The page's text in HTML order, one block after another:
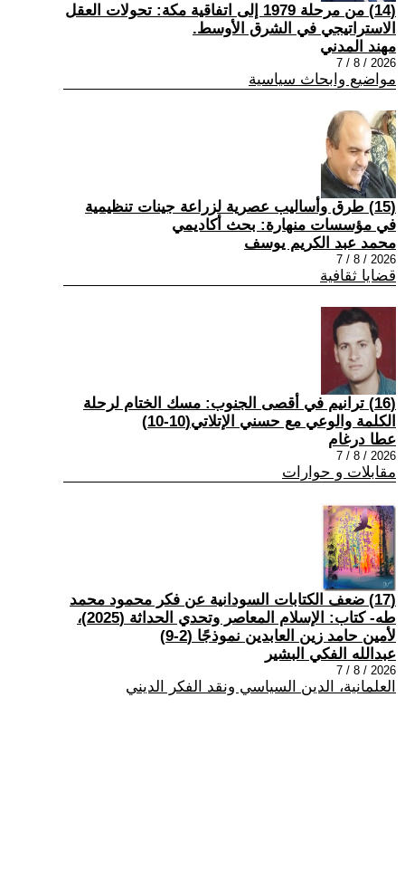
(14) من مرحلة 1979 إلى اتفاقية مكة: تحولات العقل
الاستراتيجي في الشرق الأوسط.
مهند المدني
2026 / 8 / 7
مواضيع وابحاث سياسية
(15) طرق وأساليب عصرية لزراعة جينات تنظيمية
في مؤسسات منهارة: بحث أكاديمي
محمد عبد الكريم يوسف
2026 / 8 / 7
قضايا ثقافية
(16) ترانيم في أقصى الجنوب: مسك الختام لرحلة
الكلمة والوعي مع حسني الإتلاتي(10-10)
عطا درغام
2026 / 8 / 7
مقابلات و حوارات
(17) ضعف الكتابات السودانية عن فكر محمود محمد
طه- كتاب: الإسلام المعاصر وتحدي الحداثة (2025)،
لأمين حامد زين العابدين نموذجًا (2-9)
عبدالله الفكي البشير
2026 / 8 / 7
العلمانية، الدين السياسي ونقد الفكر الديني